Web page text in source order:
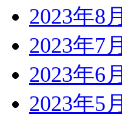
2023年8月
2023年7月
2023年6月
2023年5月